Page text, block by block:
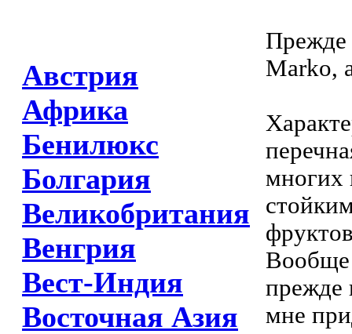
Австрия
Африка
Бенилюкс
Болгария
Великобритания
Венгрия
Вест-Индия
Восточная Азия
Прежде
Marko,
многих
Вообще
прежде
мне